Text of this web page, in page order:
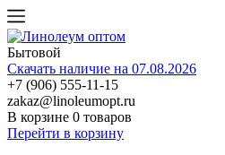
Бытовой
Скачать наличие на 07.08.2026
+7 (906) 555-11-15
zakaz@linoleumopt.ru
В корзине 0 товаров
Перейти в корзину